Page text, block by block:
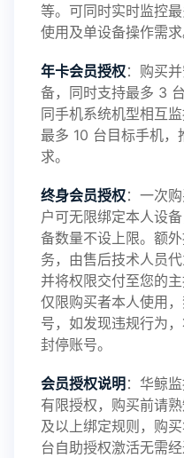
控将持续为您创造更优
2025-01-13 V3.7
2024-10-08 V3.6
2024-03-16 V3.5
2023-01-12 V3.3
等。可同时实时监控
使用及单设备操作需求
年卡会员授权：购买
备，同时支持最多 3
同手机系统机型相互
最多 10 台目标手机，
求。
终身会员授权：一次
户可无限绑定本人设
备数量不设上限。额
务，由售后技术人员
并将权限交付至您的
仅限购买者本人使用
号，如发现违规行为
封停账号。
会员授权说明 ：华鲸
有限授权，购买前请
及以上绑定规则，购
台自助授权激活无需